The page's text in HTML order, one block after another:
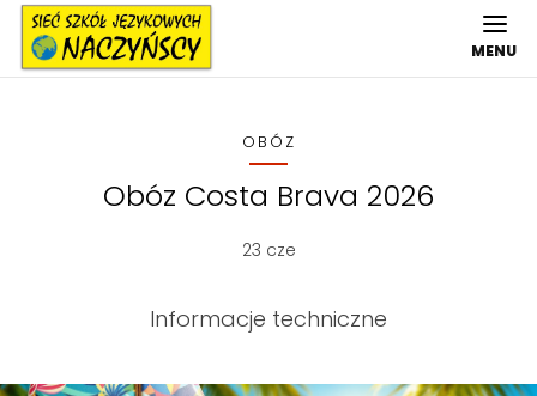
MENU
OBÓZ
Obóz Costa Brava 2026
23 cze
Informacje techniczne